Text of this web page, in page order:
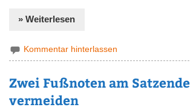
» Weiterlesen
Kommentar hinterlassen
Zwei Fußnoten am Satzende
vermeiden